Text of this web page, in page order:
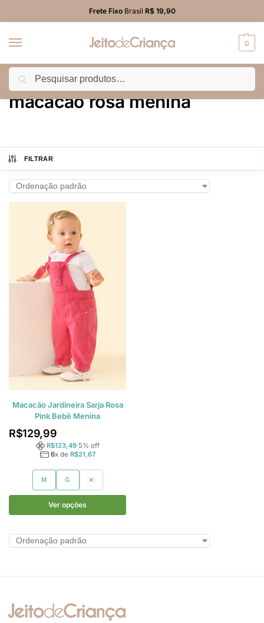
Frete FixoBrasil R$ 19,90
0
Início Produtos marcados com a tag “macacão rosa menina”
macacão rosa menina
FILTRAR
Macacão Jardineira Sarja Rosa
Pink Bebê Menina
R$129,99
R$123,49 5% off
6x de R$21,67
M G GG
Ver opções